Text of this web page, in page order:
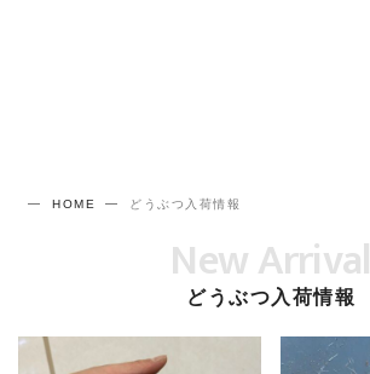
HOME どうぶつ入荷情報
New Arrival
どうぶつ入荷情報